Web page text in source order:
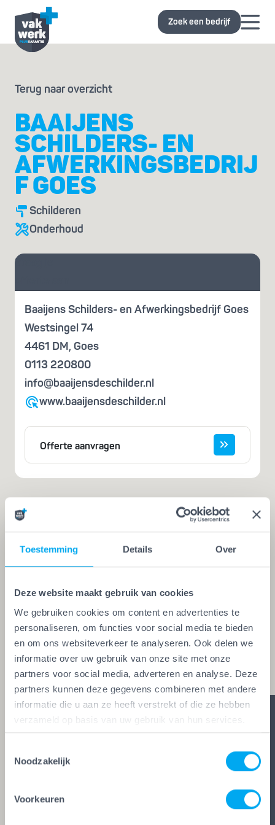
Toestemming Details Over
Deze website maakt gebruik van cookies
We gebruiken cookies om content en advertenties te
personaliseren, om functies voor social media te bieden
en om ons websiteverkeer te analyseren. Ook delen we
informatie over uw gebruik van onze site met onze
partners voor social media, adverteren en analyse. Deze
partners kunnen deze gegevens combineren met andere
informatie die u aan ze heeft verstrekt of die ze hebben
verzameld op basis van uw gebruik van hun services.
Noodzakelijk
Voorkeuren
Zoek een bedrijf
Terug naar overzicht
BAAIJENS
SCHILDERS- EN
AFWERKINGSBEDRIJ
F GOES
Schilderen
Onderhoud
Vraag je
Baaijens Schilders- en Afwerkingsbedrijf Goes
Westsingel 74
4461 DM, Goes
0113 220800
info@baaijensdeschilder.nl
www.baaijensdeschilder.nl
Offerte aanvragen
Iemand die zegt dat hij het kan, is nog
geen vakman
Een echte vakman of -vrouw herken je aan de
Vakwerk Plusgarantie. Dit is hét
kwaliteitskeurmerk voor schilders, behangers,
glaszetters en onderhoudsbedrijven. Alleen wie
aan de strengste kwaliteitseisen voldoet, mag het
keurmerk voeren. Zo ben je zeker van vakwerk,
duidelijke afspraken en zes glasheldere garanties.